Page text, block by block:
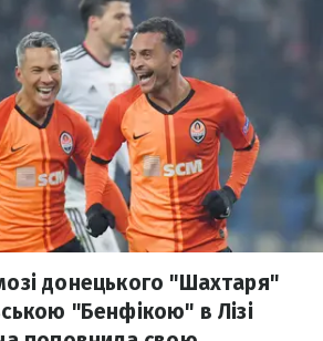
донецького "Шахтаря"
"Бенфікою" в Лізі